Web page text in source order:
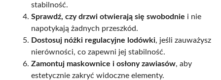
stabilność.
Sprawdź, czy drzwi otwierają się swobodnie i nie
napotykają żadnych przeszkód.
Dostosuj nóżki regulacyjne lodówki, jeśli zauważysz
nierówności, co zapewni jej stabilność.
Zamontuj maskownice i osłony zawiasów, aby
estetycznie zakryć widoczne elementy.